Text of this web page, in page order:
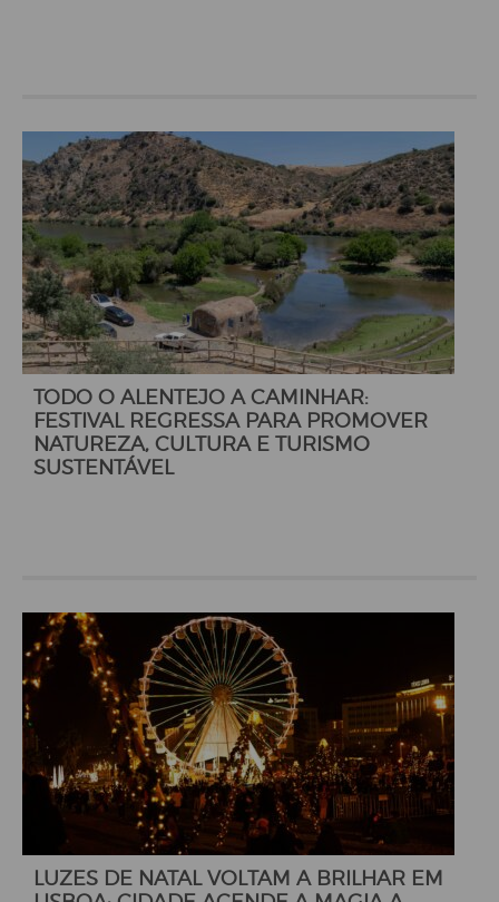
TODO O ALENTEJO A CAMINHAR:
FESTIVAL REGRESSA PARA PROMOVER
NATUREZA, CULTURA E TURISMO
SUSTENTÁVEL
LUZES DE NATAL VOLTAM A BRILHAR EM